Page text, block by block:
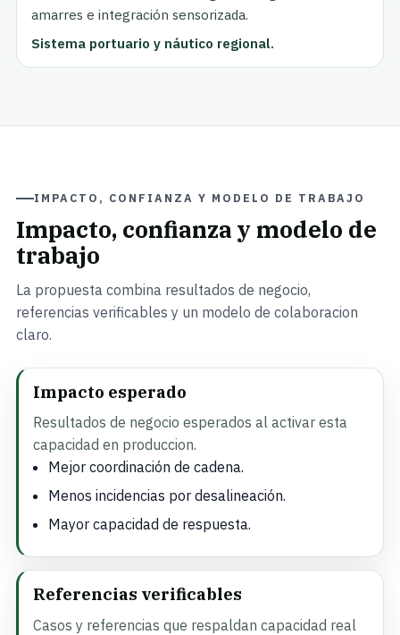
amarres e integración sensorizada.
Sistema portuario y náutico regional.
IMPACTO, CONFIANZA Y MODELO DE TRABAJO
Impacto, confianza y modelo de
trabajo
La propuesta combina resultados de negocio,
referencias verificables y un modelo de colaboracion
claro.
Impacto esperado
Resultados de negocio esperados al activar esta
capacidad en produccion.
Mejor coordinación de cadena.
Menos incidencias por desalineación.
Mayor capacidad de respuesta.
Referencias verificables
Casos y referencias que respaldan capacidad real